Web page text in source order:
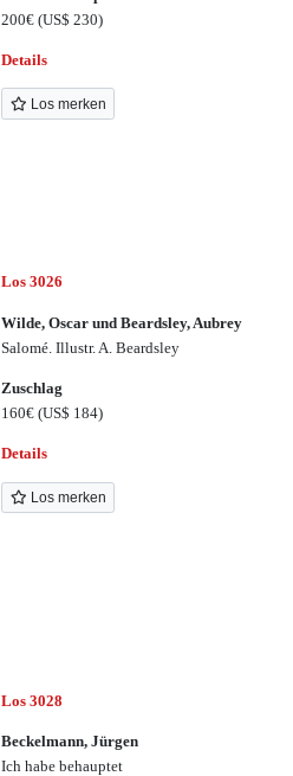
200€(US$ 230)
Details
Los merken
Los 3026
Wilde, Oscar und Beardsley, Aubrey
Salomé. Illustr. A. Beardsley
Zuschlag
160€(US$ 184)
Details
Los merken
Los 3028
Beckelmann, Jürgen
Ich habe behauptet